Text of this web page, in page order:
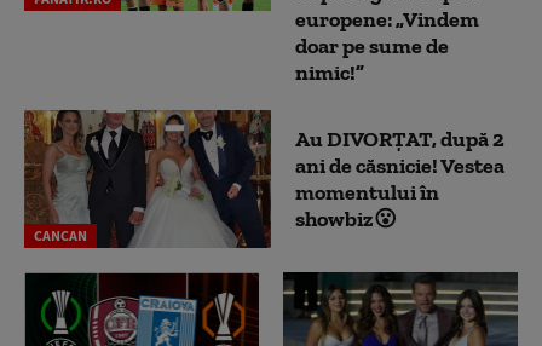
europene: „Vindem
doar pe sume de
nimic!”
CANCAN
Au DIVORȚAT, după 2
ani de căsnicie! Vestea
momentului în
showbiz😮